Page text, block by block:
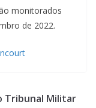
monitorados
de 2022.
Tribunal Militar